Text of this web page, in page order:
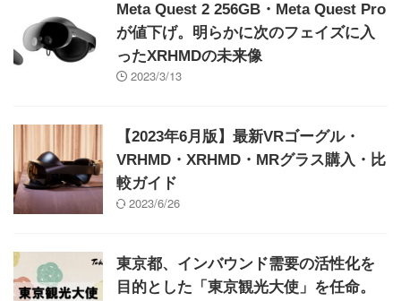
Meta Quest 2 256GB・Meta Quest Pro
が値下げ。明らかに次のフェイズに入
ったXRHMDの未来像
2023/3/13
【2023年6月版】最新VRゴーグル・
VRHMD・XRHMD・MRグラス購入・比
較ガイド
2023/6/26
東京都、インバウンド需要の活性化を
目的とした「東京観光大使」を任命。